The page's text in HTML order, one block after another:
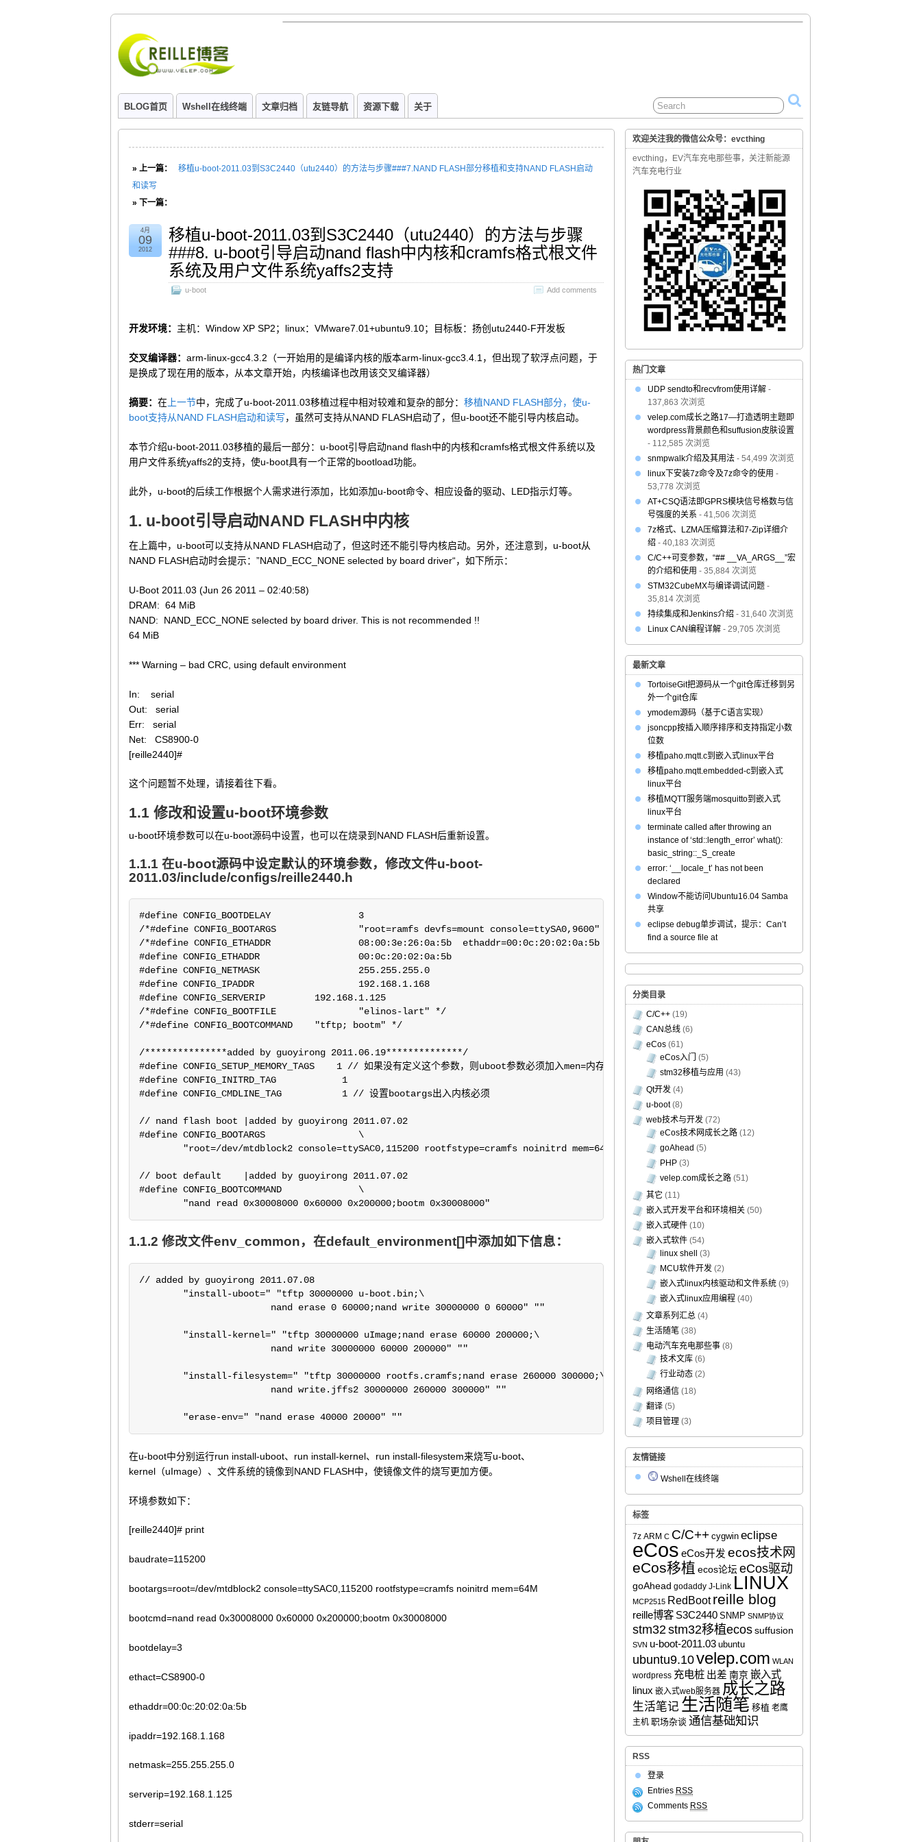
BLOG首页 Wshell在线终端 文章归档 友链导航 资源下载 关于
» 上一篇：
移植u-boot-2011.03到S3C2440（utu2440）的方法与步骤###7.NAND FLASH部分移植和支持NAND FLASH启动
和读写
» 下一篇：
移植u-boot-2011.03到S3C2440（utu2440）的方法与步骤
###8. u-boot引导启动nand flash中内核和cramfs格式根文件
系统及用户文件系统yaffs2支持
u-boot Add comments
4月
09
2012
开发环境： 主机：Window XP SP2；linux：VMware7.01+ubuntu9.10；目标板：扬创utu2440-F开发板
交叉编译器： arm-linux-gcc4.3.2（一开始用的是编译内核的版本arm-linux-gcc3.4.1，但出现了软浮点问题，于
是换成了现在用的版本，从本文章开始，内核编译也改用该交叉编译器）
摘要： 在 上一节中，完成了u-boot-2011.03移植过程中相对较难和复杂的部分： 移植NAND FLASH部分，使u-
boot支持从NAND FLASH启动和读写，虽然可支持从NAND FLASH启动了，但u-boot还不能引导内核启动。
本节介绍u-boot-2011.03移植的最后一部分：u-boot引导启动nand flash中的内核和cramfs格式根文件系统以及
用户文件系统yaffs2的支持，使u-boot具有一个正常的bootload功能。
此外，u-boot的后续工作根据个人需求进行添加，比如添加u-boot命令、相应设备的驱动、LED指示灯等。
1. u-boot引导启动NAND FLASH中内核
在上篇中，u-boot可以支持从NAND FLASH启动了，但这时还不能引导内核启动。另外，还注意到，u-boot从
NAND FLASH启动时会提示：”NAND_ECC_NONE selected by board driver“，如下所示：
U-Boot 2011.03 (Jun 26 2011 – 02:40:58)
DRAM: 64 MiB
NAND: NAND_ECC_NONE selected by board driver. This is not recommended !!
64 MiB
*** Warning – bad CRC, using default environment
In: serial
Out: serial
Err: serial
Net: CS8900-0
[reille2440]#
这个问题暂不处理，请接着往下看。
1.1 修改和设置u-boot环境参数
u-boot环境参数可以在u-boot源码中设置，也可以在烧录到NAND FLASH后重新设置。
1.1.1 在u-boot源码中设定默认的环境参数，修改文件u-boot-
2011.03/include/configs/reille2440.h
#define CONFIG_BOOTDELAY		3
/*#define CONFIG_BOOTARGS		"root=ramfs devfs=mount console=ttySA0,9600" */
/*#define CONFIG_ETHADDR		08:00:3e:26:0a:5b  ethaddr=00:0c:20:02:0a:5b */
#define CONFIG_ETHADDR			00:0c:20:02:0a:5b
#define CONFIG_NETMASK			255.255.255.0
#define CONFIG_IPADDR			192.168.1.168
#define CONFIG_SERVERIP		192.168.1.125
/*#define CONFIG_BOOTFILE		"elinos-lart" */
/*#define CONFIG_BOOTCOMMAND	"tftp; bootm" */
/***************added by guoyirong 2011.06.19**************/
#define CONFIG_SETUP_MEMORY_TAGS    1 // 如果没有定义这个参数，则uboot参数必须加入men=内存大小
#define CONFIG_INITRD_TAG            1
#define CONFIG_CMDLINE_TAG           1 // 设置bootargs出入内核必须
// nand flash boot |added by guoyirong 2011.07.02
#define CONFIG_BOOTARGS         	\
// boot default    |added by guoyirong 2011.07.02
#define CONFIG_BOOTCOMMAND		\
	"nand read 0x30008000 0x60000 0x200000;bootm 0x30008000"
1.1.2 修改文件env_common，在default_environment[]中添加如下信息：
// added by guoyirong 2011.07.08
	"erase-env=" "nand erase 40000 20000" ""
在u-boot中分别运行run install-uboot、run install-kernel、run install-filesystem来烧写u-boot、
kernel（uImage）、文件系统的镜像到NAND FLASH中，使镜像文件的烧写更加方便。
环境参数如下：
[reille2440]# print
baudrate=115200
bootargs=root=/dev/mtdblock2 console=ttySAC0,115200 rootfstype=cramfs noinitrd mem=64M
bootcmd=nand read 0x30008000 0x60000 0x200000;bootm 0x30008000
bootdelay=3
ethact=CS8900-0
ethaddr=00:0c:20:02:0a:5b
ipaddr=192.168.1.168
netmask=255.255.255.0
serverip=192.168.1.125
stderr=serial
欢迎关注我的微信公众号：evcthing
evcthing，EV汽车充电那些事，关注新能源
汽车充电行业
热门文章
UDP sendto和recvfrom使用详解 -
137,863 次浏览
velep.com成长之路17—打造透明主题即
wordpress背景颜色和suffusion皮肤设置
- 112,585 次浏览
snmpwalk介绍及其用法 - 54,499 次浏览
linux下安装7z命令及7z命令的使用 -
53,778 次浏览
AT+CSQ语法即GPRS模块信号格数与信
号强度的关系 - 41,506 次浏览
7z格式、LZMA压缩算法和7-Zip详细介
绍 - 40,183 次浏览
C/C++可变参数，“## __VA_ARGS__”宏
的介绍和使用 - 35,884 次浏览
STM32CubeMX与编译调试问题 -
35,814 次浏览
持续集成和Jenkins介绍 - 31,640 次浏览
Linux CAN编程详解 - 29,705 次浏览
最新文章
TortoiseGit把源码从一个git仓库迁移到另
外一个git仓库
ymodem源码（基于C语言实现）
jsoncpp按插入顺序排序和支持指定小数
位数
移植paho.mqtt.c到嵌入式linux平台
移植paho.mqtt.embedded-c到嵌入式
linux平台
移植MQTT服务端mosquitto到嵌入式
linux平台
terminate called after throwing an
instance of ‘std::length_error’ what():
basic_string::_S_create
error: ‘__locale_t’ has not been
declared
Window不能访问Ubuntu16.04 Samba
共享
eclipse debug单步调试，提示：Can’t
find a source file at
分类目录
C/C++ (19)
CAN总线 (6)
eCos (61)
eCos入门
(5)
stm32移植与应用 (43)
Qt开发 (4)
u-boot(8)
web技术与开发 (72)
eCos技术网成长之路 (12)
goAhead (5)
PHP (3)
velep.com成长之路 (51)
其它 (11)
嵌入式开发平台和环境相关 (50)
嵌入式硬件 (10)
嵌入式软件 (54)
linux shell
(3)
MCU软件开发 (2)
嵌入式linux内核驱动和文件系统 (9)
嵌入式linux应用编程 (40)
文章系列汇总 (4)
生活随笔 (38)
电动汽车充电那些事 (8)
技术文库 (6)
行业动态 (2)
网络通信 (18)
翻译 (5)
项目管理 (3)
友情链接
Wshell在线终端
标签
7z ARM C C/C++ cygwin eclipse
eCos eCos开发 ecos技术网
eCos移植 ecos论坛 eCos驱动
goAhead godaddy J-Link LINUX
MCP2515 RedBoot reille blog
reille博客 S3C2440 SNMP SNMP协议
stm32stm32移植ecos suffusion
SVN u-boot-2011.03 ubuntu
ubuntu9.10velep.com WLAN
wordpress 充电桩 出差 南京 嵌入式
linux 嵌入式web服务器 成长之路
生活笔记 生活随笔 移植 老鹰
主机 职场杂谈 通信基础知识
RSS
登录
Entries RSS
Comments RSS